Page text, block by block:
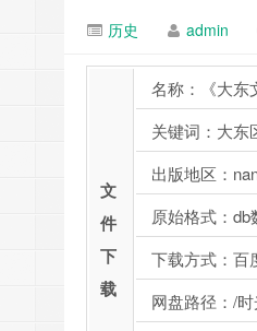
历史 admin
文
件
下
载
名称：《大东
关键词：大东
出版地区：
原始格式：db
下载方式：百
网盘路径：/